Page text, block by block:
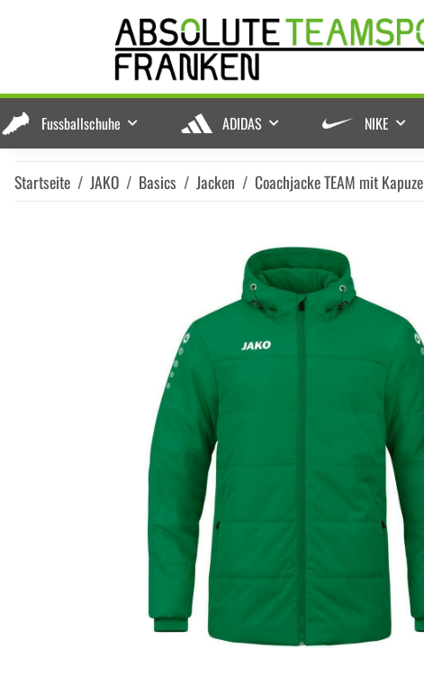
Fussballschuhe ADIDAS NIKE
Startseite JAKO Basics Jacken Coachjacke TEAM mit Kapuze